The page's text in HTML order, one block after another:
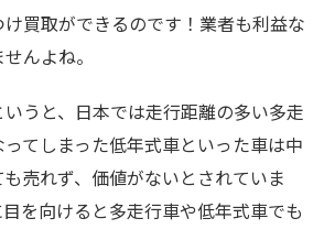
買取ができるのです！業者も利益な
んよね。
うと、日本では走行距離の多い多走
てしまった低年式車といった車は中
売れず、価値がないとされていま
を向けると多走行車や低年式車でも